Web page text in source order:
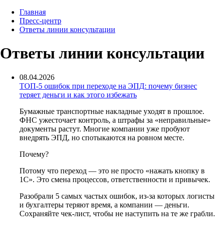
Главная
Пресс-центр
Ответы линии консультации
Ответы линии консультации
08.04.2026
ТОП-5 ошибок при переходе на ЭПД: почему бизнес
теряет деньги и как этого избежать
Бумажные транспортные накладные уходят в прошлое.
ФНС ужесточает контроль, а штрафы за «неправильные»
документы растут. Многие компании уже пробуют
внедрять ЭПД, но спотыкаются на ровном месте.
Почему?
Потому что переход — это не просто «нажать кнопку в
1С». Это смена процессов, ответственности и привычек.
Разобрали 5 самых частых ошибок, из-за которых логисты
и бухгалтеры теряют время, а компании — деньги.
Сохраняйте чек-лист, чтобы не наступить на те же грабли.